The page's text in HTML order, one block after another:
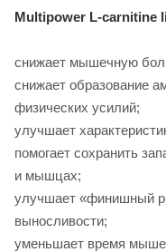
Multipower L-carnitine
снижает мышечную
снижает образование
физических усилий;
улучшает
помогает сохранить
и мышцах;
улучшает «финишный
выносливости;
уменьшает время